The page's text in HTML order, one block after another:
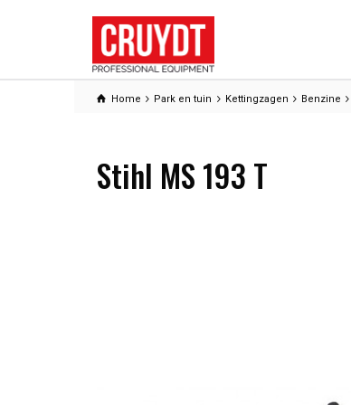
Home Park en tuin Kettingzagen Benzine
Stihl MS 193 T